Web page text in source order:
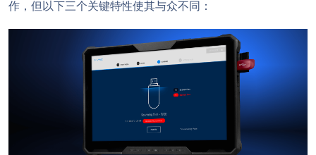
作，但以下三个关键特性使其与众不同：